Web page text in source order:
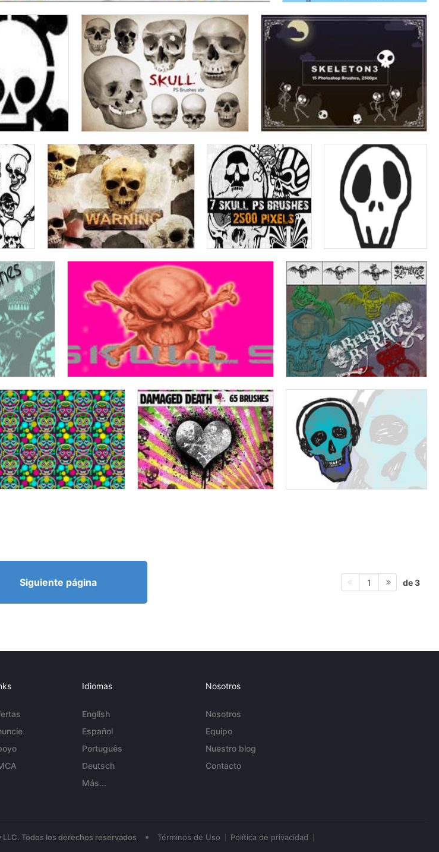
Siguiente página 1 de 3
Idiomas
English
Español
Português
Deutsch
Más...
Nosotros
Nosotros
Equipo
Nuestro blog
Contacto
Todos los derechos reservados • Términos de Uso Política de privacidad